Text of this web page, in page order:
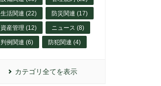
生活関連 (22) 防災関連 (17)
資産管理 (12) ニュース (8)
判例関連 (6) 防犯関連 (4)
カテゴリ全てを表示